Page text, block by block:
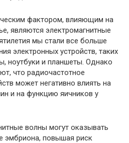
фактором, влияющим на
являются электромагнитные
мы стали все больше
электронных устройств, таких
ноутбуки и планшеты. Однако
что радиочастотное
может негативно влиять на
и на функцию яичников у
волны могут оказывать
эмбриона, повышая риск